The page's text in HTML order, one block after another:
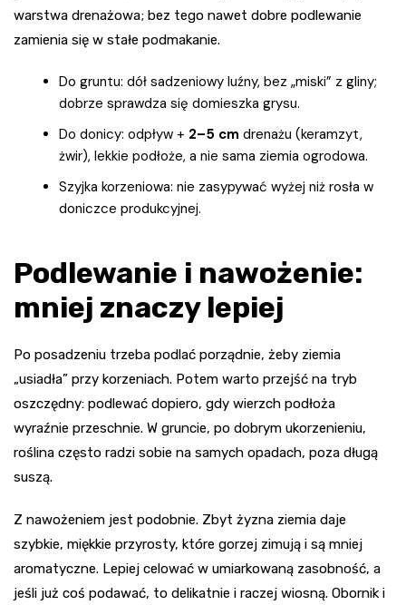
warstwa drenażowa; bez tego nawet dobre podlewanie
zamienia się w stałe podmakanie.
Do gruntu: dół sadzeniowy luźny, bez „miski” z gliny;
dobrze sprawdza się domieszka grysu.
Do donicy: odpływ + 2–5 cm drenażu (keramzyt,
żwir), lekkie podłoże, a nie sama ziemia ogrodowa.
Szyjka korzeniowa: nie zasypywać wyżej niż rosła w
doniczce produkcyjnej.
Podlewanie i nawożenie:
mniej znaczy lepiej
Po posadzeniu trzeba podlać porządnie, żeby ziemia
„usiadła” przy korzeniach. Potem warto przejść na tryb
oszczędny: podlewać dopiero, gdy wierzch podłoża
wyraźnie przeschnie. W gruncie, po dobrym ukorzenieniu,
roślina często radzi sobie na samych opadach, poza długą
suszą.
Z nawożeniem jest podobnie. Zbyt żyzna ziemia daje
szybkie, miękkie przyrosty, które gorzej zimują i są mniej
aromatyczne. Lepiej celować w umiarkowaną zasobność, a
jeśli już coś podawać, to delikatnie i raczej wiosną. Obornik i